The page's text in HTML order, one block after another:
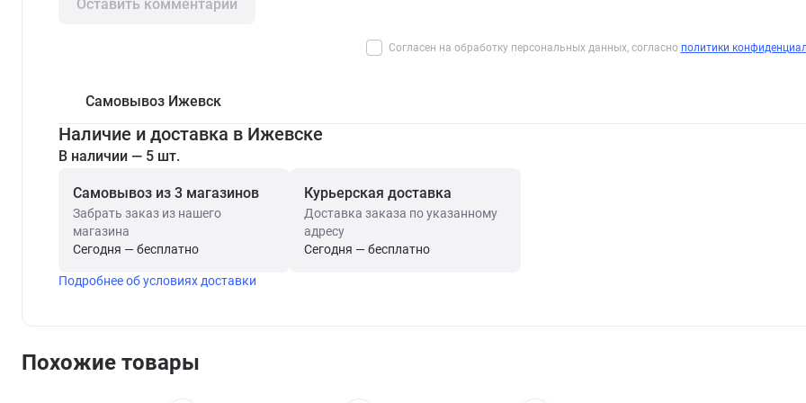
Оставить комментарий
Согласен на обработку персональных данных, согласно политики
Самовывоз Ижевск
Наличие и доставка в Ижевске
В наличии — 5 шт.
Самовывоз из 3 магазинов
Забрать заказ из нашего
магазина
Сегодня — бесплатно
Курьерская доставка
Доставка заказа по указанному
адресу
Сегодня — бесплатно
Подробнее об условиях доставки
Похожие товары